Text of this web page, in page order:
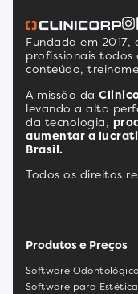
Fundada em 2017,
profissionais todos
conteúdo,
A missão da
levando a alta
da tecnologia,
aumentar a
Brasil.
Todos os direitos
Produtos e Preços
Software Odontológico
Software para Estética